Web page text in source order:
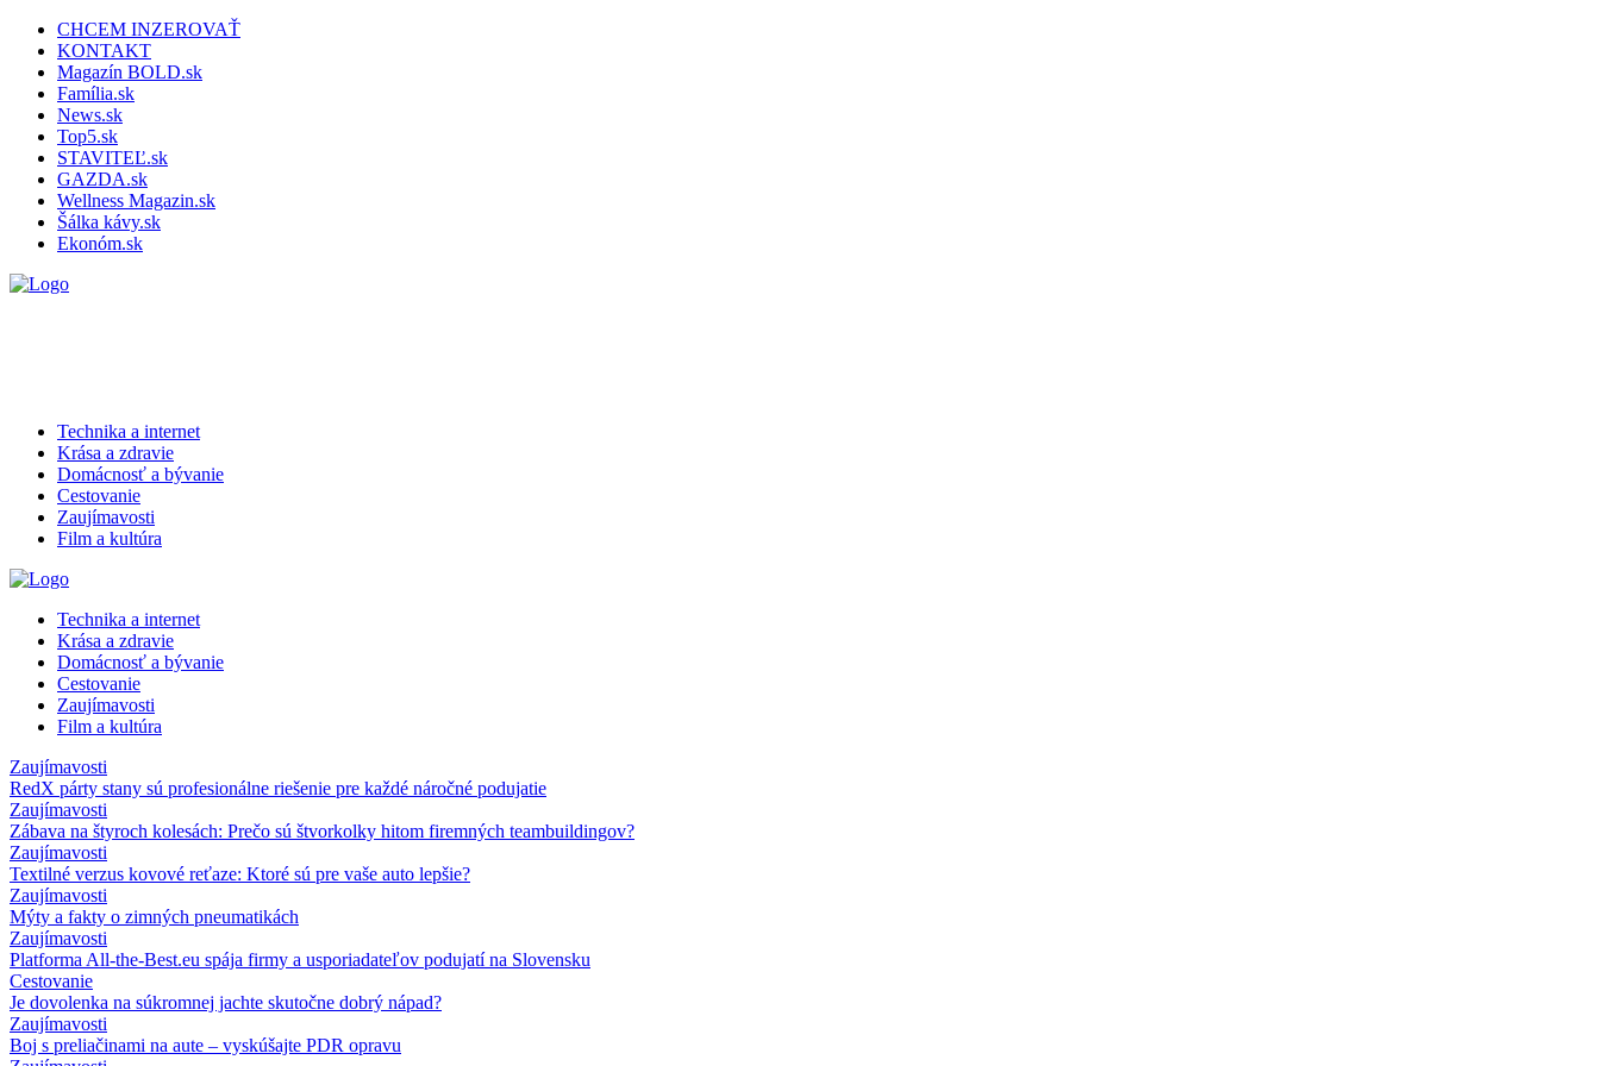
CHCEM INZEROVAŤ
KONTAKT
Magazín BOLD.sk
Família.sk
News.sk
Top5.sk
STAVITEĽ.sk
GAZDA.sk
Wellness Magazin.sk
Šálka kávy.sk
Ekonóm.sk
Technika a internet
Krása a zdravie
Domácnosť a bývanie
Cestovanie
Zaujímavosti
Film a kultúra
Technika a internet
Krása a zdravie
Domácnosť a bývanie
Cestovanie
Zaujímavosti
Film a kultúra
Zaujímavosti
RedX párty stany sú profesionálne riešenie pre každé náročné podujatie
Zaujímavosti
Zábava na štyroch kolesách: Prečo sú štvorkolky hitom firemných teambuildingov?
Zaujímavosti
Textilné verzus kovové reťaze: Ktoré sú pre vaše auto lepšie?
Zaujímavosti
Mýty a fakty o zimných pneumatikách
Zaujímavosti
Platforma All-the-Best.eu spája firmy a usporiadateľov podujatí na Slovensku
Cestovanie
Je dovolenka na súkromnej jachte skutočne dobrý nápad?
Zaujímavosti
Boj s preliačinami na aute – vyskúšajte PDR opravu